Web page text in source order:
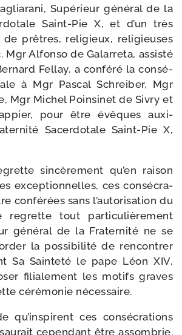
Supérieur géné­ral de la
Saint-​Pie X, et d’un très
de prêtres, reli­gieux, reli­gieuses
Mgr Alfonso de Galarreta, assis­té
Fellay, a confé­ré la consé­
à Mgr Pascal Schreiber, Mgr
Mgr Michel Poinsinet de Sivry et
pour être évêques auxi­
Sacerdotale Saint-​Pie X,
sin­cè­re­ment qu’en rai­son
excep­tion­nelles, ces consé­cra­
confé­rées sans l’autorisation du
regrette tout par­ti­cu­liè­re­ment
géné­ral de la Fraternité ne se
la pos­si­bi­li­té de ren­con­trer
Sa Sainteté le pape Léon XIV,
filia­le­ment les motifs graves
céré­mo­nie nécessaire.
qu’inspirent ces consé­cra­tions
cepen­dant être assom­brie.